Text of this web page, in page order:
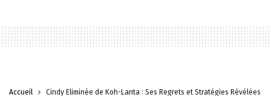
Accueil Cindy Éliminée de Koh-Lanta : Ses Regrets et Stratégies Révélées